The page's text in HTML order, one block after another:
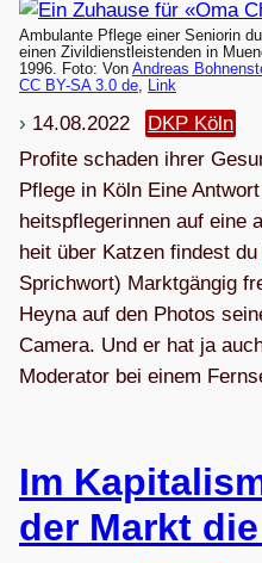
Ambulante Pflege einer Seniorin
einen Zivildienstleistenden in
1996. Foto: Von Andreas
CC BY-SA 3.0 de Link
14.08.2022
DKP Köln
Pro­fite scha­den ihrer
Pflege in Köln Eine
heits­pfle­ge­rin­nen auf eine
heit über Kat­zen fin­dest
Sprichwort) Markt­gän­gig
Heyna auf den Pho­tos
Camera. Und er hat ja
Mode­ra­tor bei einem
Im
der Markt